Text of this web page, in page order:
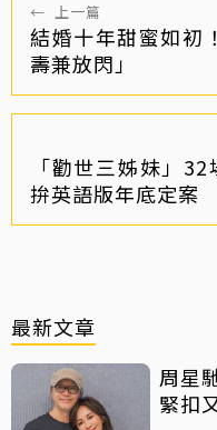
← 上一篇
結婚十年甜蜜如初
壽兼放閃」
「勸世三姊妹」
拚英語版年底定案
最新文章
周星
緊扣